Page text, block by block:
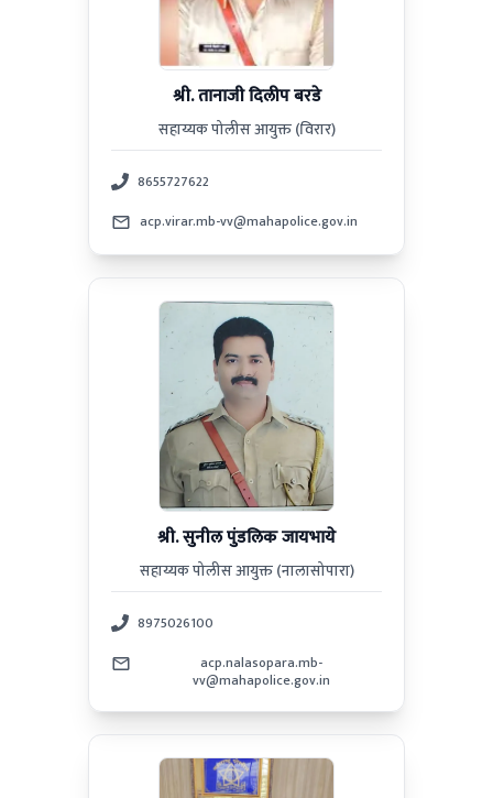
श्री. तानाजी दिलीप बरडे
सहाय्यक पोलीस आयुक्त (विरार)
8655727622
acp.virar.mb-vv@mahapolice.gov.in
श्री. सुनील पुंडलिक जायभाये
सहाय्यक पोलीस आयुक्त (नालासोपारा)
8975026100
acp.nalasopara.mb-
vv@mahapolice.gov.in